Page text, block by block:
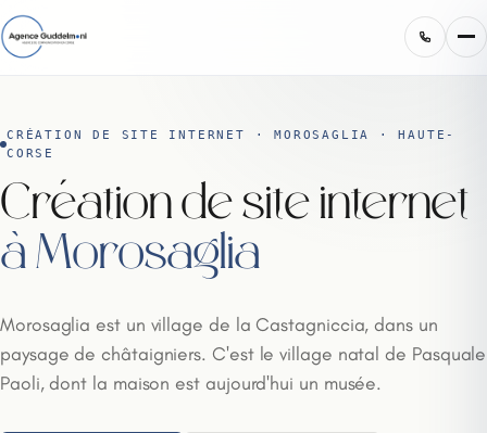
CRÉATION DE SITE INTERNET · MOROSAGLIA · HAUTE-
CORSE
Création de site internet
à Morosaglia
Morosaglia est un village de la Castagniccia, dans un
paysage de châtaigniers. C'est le village natal de Pasquale
Paoli, dont la maison est aujourd'hui un musée.